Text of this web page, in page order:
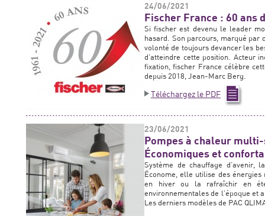
24/06/2021
Fischer France : 60 ans
Si fischer est devenu le leader
hasard. Son parcours, marqué par
volonté de toujours devancer les
d’atteindre cette position. Acteur
fixation, fischer France célèbre
depuis 2018, Jean-Marc Berg.
Téléchargez le PDF
23/06/2021
Pompes à chaleur
Économiques et
Système de chauffage d’avenir,
Économe, elle utilise des
en hiver ou la rafraîchir en
environnementales de l’époque et
Les derniers modèles de PAC